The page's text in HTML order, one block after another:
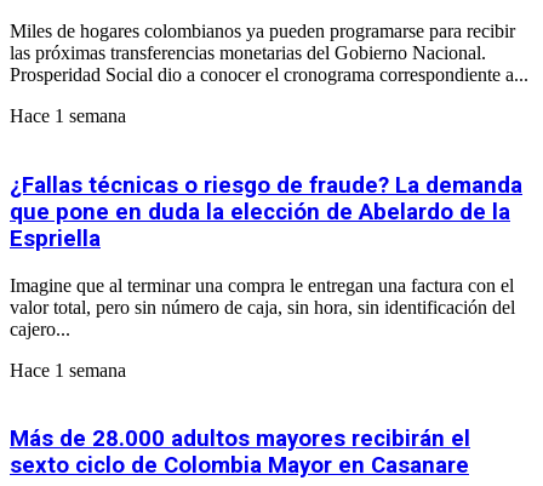
Miles de hogares colombianos ya pueden programarse para recibir
las próximas transferencias monetarias del Gobierno Nacional.
Prosperidad Social dio a conocer el cronograma correspondiente a...
Hace 1 semana
¿Fallas técnicas o riesgo de fraude? La demanda
que pone en duda la elección de Abelardo de la
Espriella
Imagine que al terminar una compra le entregan una factura con el
valor total, pero sin número de caja, sin hora, sin identificación del
cajero...
Hace 1 semana
Más de 28.000 adultos mayores recibirán el
sexto ciclo de Colombia Mayor en Casanare